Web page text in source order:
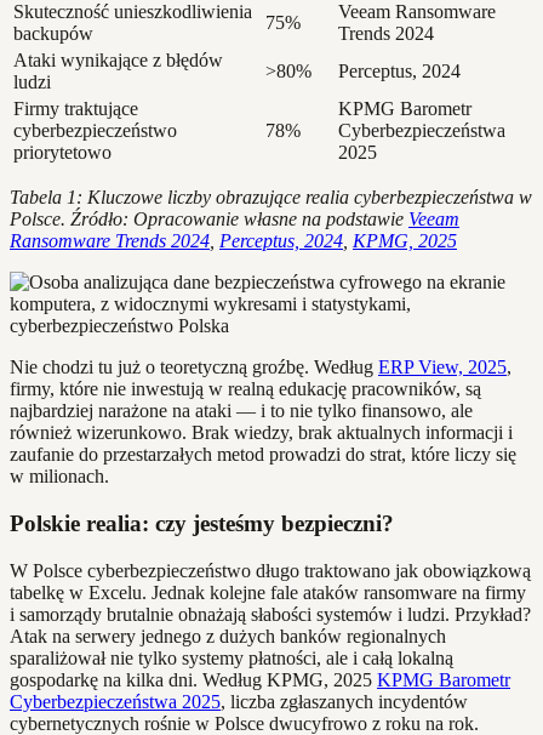
Skuteczność unieszkodliwienia
backupów
75%
Veeam Ransomware
Trends 2024
Ataki wynikające z błędów
ludzi
>80%
Perceptus, 2024
Firmy traktujące
cyberbezpieczeństwo
priorytetowo
78%
KPMG Barometr
Cyberbezpieczeństwa
2025
Tabela 1: Kluczowe liczby obrazujące realia cyberbezpieczeństwa w
Polsce. Źródło: Opracowanie własne na podstawie Veeam
Ransomware Trends 2024 Perceptus, 2024 KPMG, 2025
Nie chodzi tu już o teoretyczną groźbę. Według ERP View, 2025,
firmy, które nie inwestują w realną edukację pracowników, są
najbardziej narażone na ataki — i to nie tylko finansowo, ale
również wizerunkowo. Brak wiedzy, brak aktualnych informacji i
zaufanie do przestarzałych metod prowadzi do strat, które liczy się
w milionach.
Polskie realia: czy jesteśmy bezpieczni?
W Polsce cyberbezpieczeństwo długo traktowano jak obowiązkową
tabelkę w Excelu. Jednak kolejne fale ataków ransomware na firmy
i samorządy brutalnie obnażają słabości systemów i ludzi. Przykład?
Atak na serwery jednego z dużych banków regionalnych
sparaliżował nie tylko systemy płatności, ale i całą lokalną
gospodarkę na kilka dni. Według KPMG, 2025 KPMG Barometr
Cyberbezpieczeństwa 2025, liczba zgłaszanych incydentów
cybernetycznych rośnie w Polsce dwucyfrowo z roku na rok.